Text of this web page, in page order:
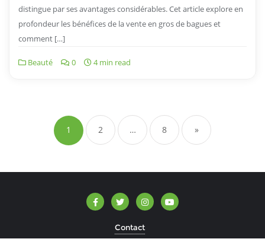
distingue par ses avantages considérables. Cet article explore en
profondeur les bénéfices de la vente en gros de bagues et
comment […]
Beauté 0 4 min read
des
articles
1 2 … 8 »
Contact